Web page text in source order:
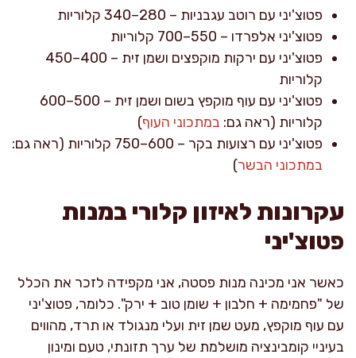
פטוצ'יני עם רוטב עגבניות – 280–340 קלוריות
פטוצ'יני אלפרדו – 550–700 קלוריות
פטוצ'יני עם ירקות מוקפצים ושמן זית – 400–450
קלוריות
פטוצ'יני עם עוף מוקפץ בשום ושמן זית – 500–600
קלוריות (ראה גם: במתכוני העוף)
פטוצ'יני עם רצועות בקר – 600–750 קלוריות (ראה גם:
במתכוני הבשר)
עקרונות לאיזון קלורי במנות
פטוצ'יני
כאשר אני מכינה מנות פסטה, אני מקפידה לזכר את הכלל
של "פחמימה + חלבון + שומן טוב + ירק". כלומר, פטוצ'יני
עם עוף מוקפץ, מעט שמן זית ועלי מנגולד או תרד, מהווים
בעיניי קומבינציה מושלמת של ערך תזונתי, טעם ומינון